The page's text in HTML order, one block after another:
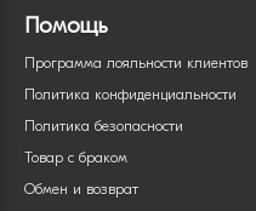
Помощь
Программа лояльности клиентов
Политика конфиденциальности
Политика безопасности
Товар с браком
Обмен и возврат